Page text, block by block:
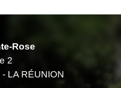
Rose
2
LA RÉUNION